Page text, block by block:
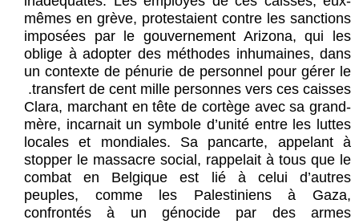
mêmes en grève, protestaient contre les sanctions
imposées par le gouvernement Arizona, qui les
oblige à adopter des méthodes inhumaines, dans
un contexte de pénurie de personnel pour gérer le
transfert de cent mille personnes vers ces caisses.
Clara, marchant en tête de cortège avec sa grand-
mère, incarnait un symbole d’unité entre les luttes
locales et mondiales. Sa pancarte, appelant à
stopper le massacre social, rappelait à tous que le
combat en Belgique est lié à celui d’autres
peuples, comme les Palestiniens à Gaza,
confrontés à un génocide par des armes